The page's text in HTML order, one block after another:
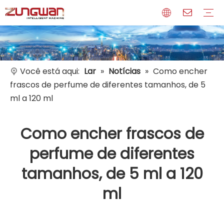
Você está aqui: Lar » Notícias » Como encher
frascos de perfume de diferentes tamanhos, de 5
ml a 120 ml
Como encher frascos de
perfume de diferentes
tamanhos, de 5 ml a 120
ml